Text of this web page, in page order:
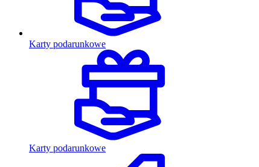
Karty podarunkowe
Karty podarunkowe